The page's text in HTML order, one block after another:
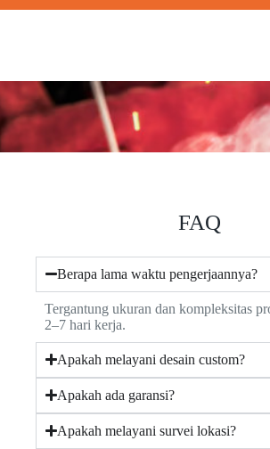
FAQ
Berapa lama waktu pengerjaannya?
Tergantung ukuran dan kompleksitas
2–7 hari kerja.
Apakah melayani desain custom?
Apakah ada garansi?
Apakah melayani survei lokasi?